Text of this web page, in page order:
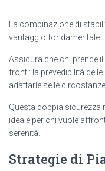
La combinazione di
vantaggio fondamentale.
Assicura che chi prende
fronti: la prevedibilità
adattarle se le
Questa doppia sicurezza
ideale per chi vuole
serenità.
Strategie di